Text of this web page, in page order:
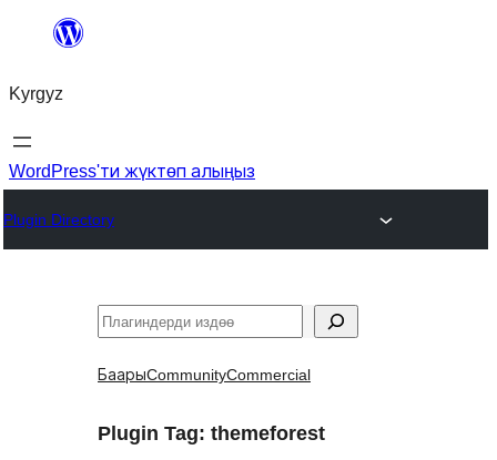
Мазмунга
Kyrgyz
WordPress'ти жүктөп алыңыз
Plugin Directory
Издөө
БаарыCommunityCommercial
Plugin Tag: themeforest